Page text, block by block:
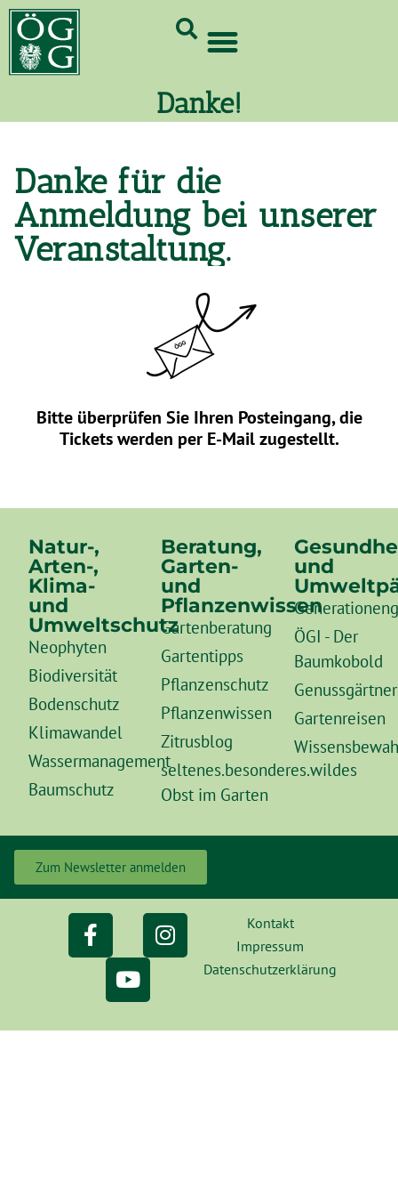
Danke!
Danke für die
Anmeldung bei unserer
Veranstaltung.
Bitte überprüfen Sie Ihren Posteingang, die
Tickets werden per E-Mail zugestellt.
Natur-,
Arten-,
Klima-
und
Umweltschutz
Neophyten
Biodiversität
Bodenschutz
Klimawandel
Wassermanagement
Baumschutz
Beratung,
Garten-
und
Pflanzenwissen
Gartenberatung
Gartentipps
Pflanzenschutz
Pflanzenwissen
Zitrusblog
seltenes.besonderes.wildes
Obst im Garten
und
ÖGI - Der
Baumkobold
Gartenreisen
Zum Newsletter anmelden
Kontakt
Impressum
Datenschutzerklärung